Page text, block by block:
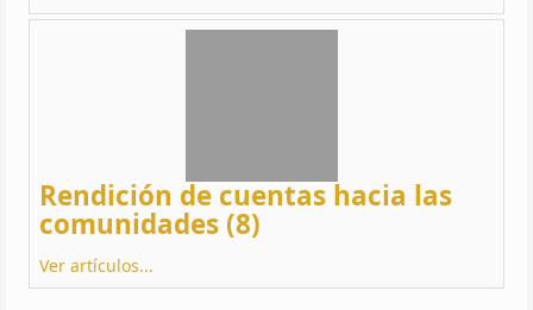
Rendición de cuentas hacia las
comunidades (8)
Ver artículos...